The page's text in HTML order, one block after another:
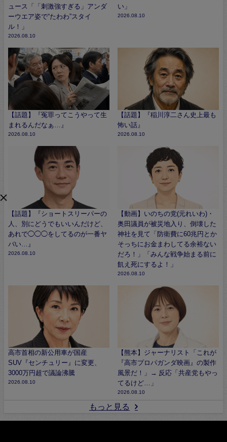
ュース「「刺激強すぎる」アンダ
ーウエア姿で“たわわ”スタイ
ル！」
2026.08.10
い」
2026.08.10
【話題】『冤罪ってこうやって生
まれるんだなぁ…』
2026.08.10
【話題】『稲川淳二さん史上最も
怖い話』
2026.08.10
【話題】『ショートスリーパーの
人、別にどうでもいいんだけど、
あれで◯◯◯をしてるのが一番ヤ
バい…』
2026.08.10
【動画】いのちの党(元れいわ)・
奥田議員が被災地入り、倒壊した
神社を見て「防衛費に60兆円とか
そっちにお金まわしてる余裕ない
だろ！」「みんな戦争始まる前に
飢え死にするよ！」
2026.08.10
高市首相の新公用車が国産
SUV『センチュリー』に変更、
3000万円超で議論沸騰
2026.08.10
【熊本】ジャーナリスト「これが
『高市プロパガンダ映画』の製作
風景だ！」→ 反応「共産党もやっ
てるけど…」
2026.08.10
もっと見る